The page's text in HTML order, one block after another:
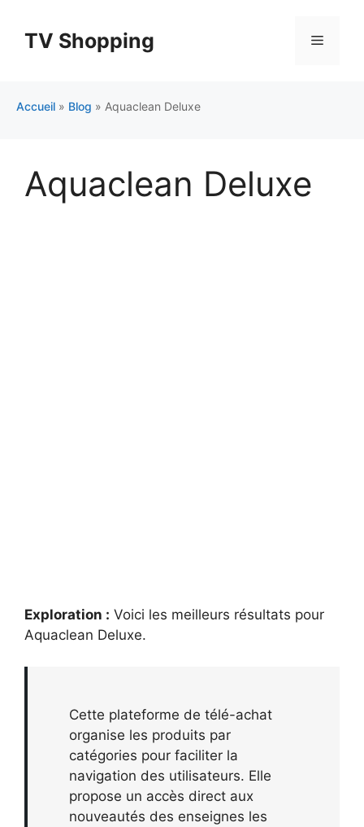
contenuTV Shopping Menu
Accueil » Blog » Aquaclean Deluxe
Aquaclean Deluxe
Exploration : Voici les meilleurs résultats pour
Aquaclean Deluxe.
Cette plateforme de télé-achat
organise les produits par
catégories pour faciliter la
navigation des utilisateurs. Elle
propose un accès direct aux
nouveautés des enseignes les